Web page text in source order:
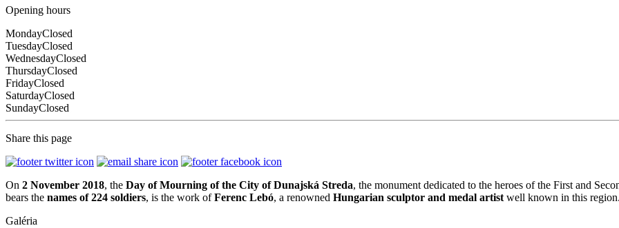
Opening hours
MondayClosed
TuesdayClosed
WednesdayClosed
ThursdayClosed
FridayClosed
SaturdayClosed
SundayClosed
Share this page
On 2 November 2018, the Day of Mourning of the City of Dunajská Streda, the monument dedicated to the heroes of the First and
bears the names of 224 soldiers, is the work ofFerenc Lebó, a renowned Hungarian sculptor and medal artistwell known in this
Galéria